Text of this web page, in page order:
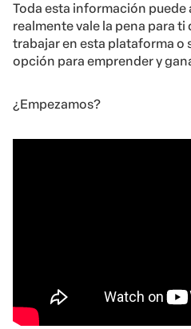
Toda esta información puede
realmente vale la pena para
trabajar en esta plataforma o
opción para emprender y
¿Empezamos?